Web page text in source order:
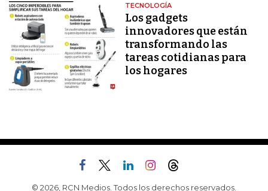
TECNOLOGÍA
Los gadgets
innovadores que están
transformando las
tareas cotidianas para
los hogares
© 2026, RCN Medios. Todos los derechos reservados.